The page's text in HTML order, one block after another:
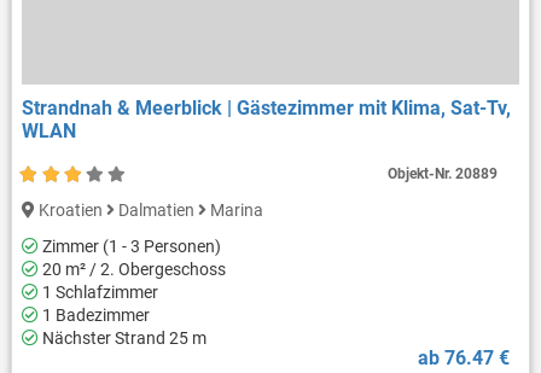
Strandnah & Meerblick | Gästezimmer mit Klima, Sat-Tv,
WLAN
Kroatien Dalmatien
Marina
Zimmer (1 - 3 Personen)
20 m² / 2. Obergeschoss
1 Schlafzimmer
1 Badezimmer
Nächster Strand 25 m
ab 76.47 €
Objekt-Nr.20889